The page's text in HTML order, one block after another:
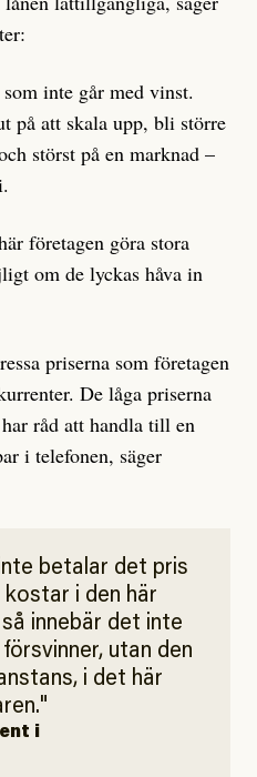
inte går med vinst.
på att skala upp, bli större
störst på en marknad –
företagen göra stora
om de lyckas håva in
priserna som företagen
De låga priserna
råd att handla till en
i telefonen, säger
betalar det pris
i den här
innebär det inte
utan den
i det här
i